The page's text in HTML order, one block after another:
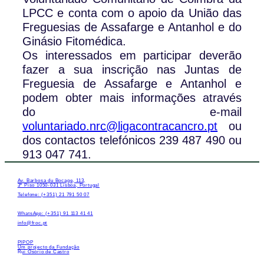
LPCC e conta com o apoio da União das
Freguesias de Assafarge e Antanhol e do
Ginásio Fitomédica.
Os interessados em participar deverão
fazer a sua inscrição nas Juntas de
Freguesia de Assafarge e Antanhol e
podem obter mais informações através
do e-mail
voluntariado.nrc@ligacontracancro.pt ou
dos contactos telefónicos 239 487 490 ou
913 047 741.
Av. Barbosa du Bocage, 113,
3º Piso 1050-031 Lisboa, Portugal
Telefone: (+351) 21 791 50 07
WhatsApp: (+351) 91 113 41 41
info@froc.pt
PIPOP
Um projecto da Fundação
Rui Osório de Castro